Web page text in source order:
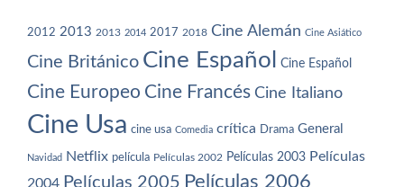
2012 2013 2013 2014 2017 2018 Cine Alemán Cine Asiático
Cine Británico Cine Español Cine Español
Cine Europeo Cine Francés Cine Italiano
Cine Usa cine usa Comedia crítica Drama General
Navidad Netflix película Películas 2002 Películas 2003 Películas
2004 Películas 2005 Películas 2006